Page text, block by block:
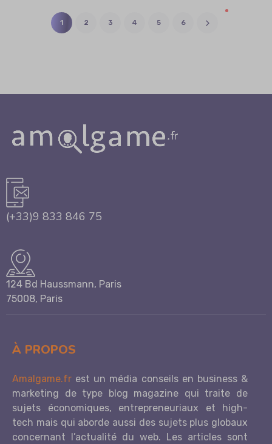
1 2 3 4 5 6
(+33)9 833 846 75
124 Bd Haussmann, Paris
75008, Paris
À PROPOS
Amalgame.fr est un média conseils en business &
marketing de type blog magazine qui traite de
sujets économiques, entrepreneuriaux et high-
tech mais qui aborde aussi des sujets plus globaux
concernant l’actualité du web. Les articles sont